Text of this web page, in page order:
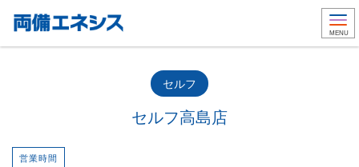
MENU
セルフ
セルフ高島店
営業時間